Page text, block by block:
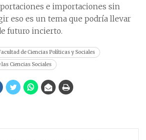
e importaciones sin
eso es un tema que podría llevar
futuro incierto.
de Ciencias Políticas y Sociales
Ciencias Sociales